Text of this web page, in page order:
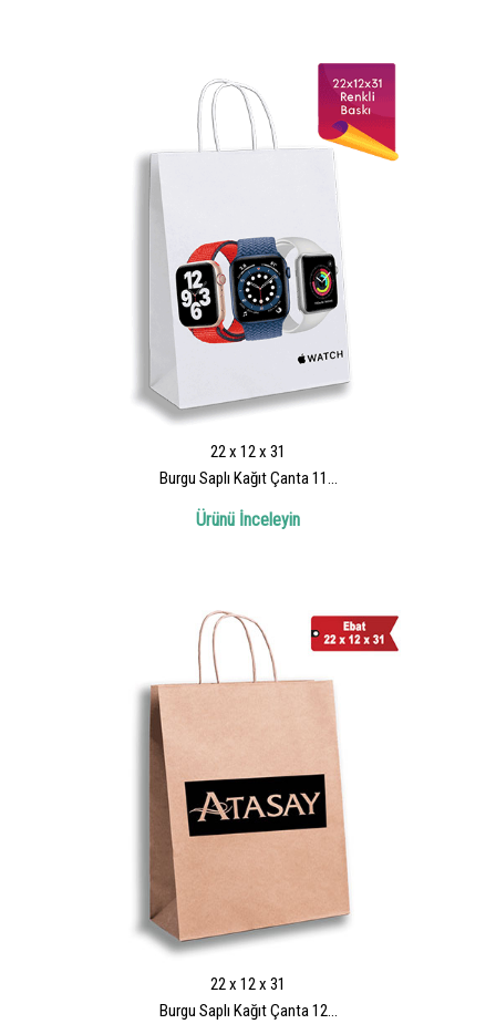
22 x 12 x 31
Burgu Saplı Kağıt Çanta 11...
Ürünü İnceleyin
22 x 12 x 31
Burgu Saplı Kağıt Çanta 12...